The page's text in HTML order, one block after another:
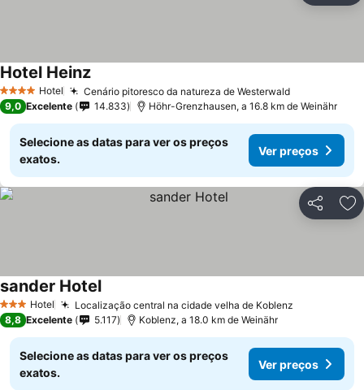
4 EstrelasHotel Cenário pitoresco da natureza de Westerwald
Hotel Heinz
9,0 Excelente 14.833 Höhr-Grenzhausen, a 16.8 km de Weinähr
Selecione as datas para ver os preços
exatos.
Ver preços
Partilhar
3 EstrelasHotel Localização central na cidade velha de Koblenz
sander Hotel
8,8 Excelente 5.117 Koblenz, a 18.0 km de Weinähr
Selecione as datas para ver os preços
exatos.
Ver preços